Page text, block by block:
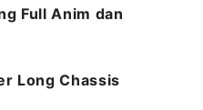
Full Anim dan
Long Chassis